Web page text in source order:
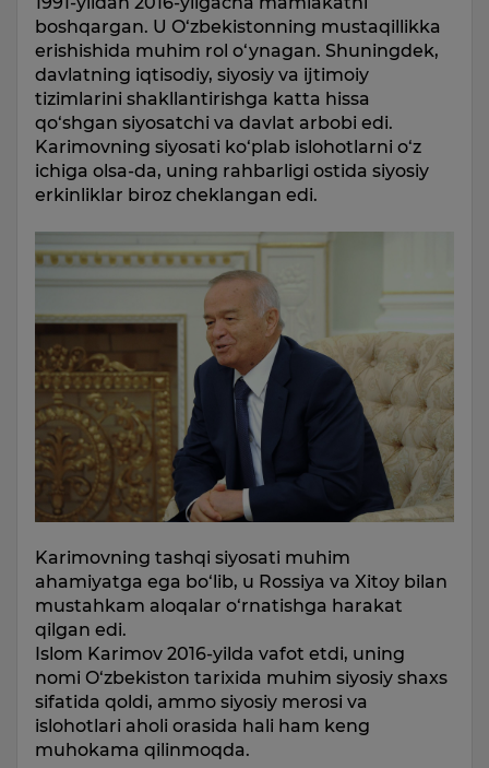
boshqargan. U O‘zbekistonning mustaqillikka
erishishida muhim rol o‘ynagan. Shuningdek,
davlatning iqtisodiy, siyosiy va ijtimoiy
tizimlarini shakllantirishga katta hissa
qo‘shgan siyosatchi va davlat arbobi edi.
Karimovning siyosati ko‘plab islohotlarni o‘z
ichiga olsa-da, uning rahbarligi ostida siyosiy
erkinliklar biroz cheklangan edi.
Karimovning tashqi siyosati muhim
ahamiyatga ega bo‘lib, u Rossiya va Xitoy bilan
mustahkam aloqalar o‘rnatishga harakat
qilgan edi.
Islom Karimov 2016-yilda vafot etdi, uning
nomi O‘zbekiston tarixida muhim siyosiy shaxs
sifatida qoldi, ammo siyosiy merosi va
islohotlari aholi orasida hali ham keng
muhokama qilinmoqda.